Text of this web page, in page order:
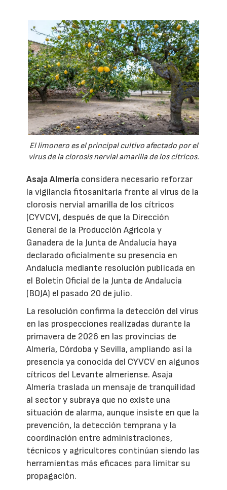
El limonero es el principal cultivo afectado por el
virus de la clorosis nervial amarilla de los cítricos.
Asaja Almería considera necesario reforzar
la vigilancia fitosanitaria frente al virus de la
clorosis nervial amarilla de los cítricos
(CYVCV), después de que la Dirección
General de la Producción Agrícola y
Ganadera de la Junta de Andalucía haya
declarado oficialmente su presencia en
Andalucía mediante resolución publicada en
el Boletín Oficial de la Junta de Andalucía
(BOJA) el pasado 20 de julio.
La resolución confirma la detección del virus
en las prospecciones realizadas durante la
primavera de 2026 en las provincias de
Almería, Córdoba y Sevilla, ampliando así la
presencia ya conocida del CYVCV en algunos
cítricos del Levante almeriense. Asaja
Almería traslada un mensaje de tranquilidad
al sector y subraya que no existe una
situación de alarma, aunque insiste en que la
prevención, la detección temprana y la
coordinación entre administraciones,
técnicos y agricultores continúan siendo las
herramientas más eficaces para limitar su
propagación.